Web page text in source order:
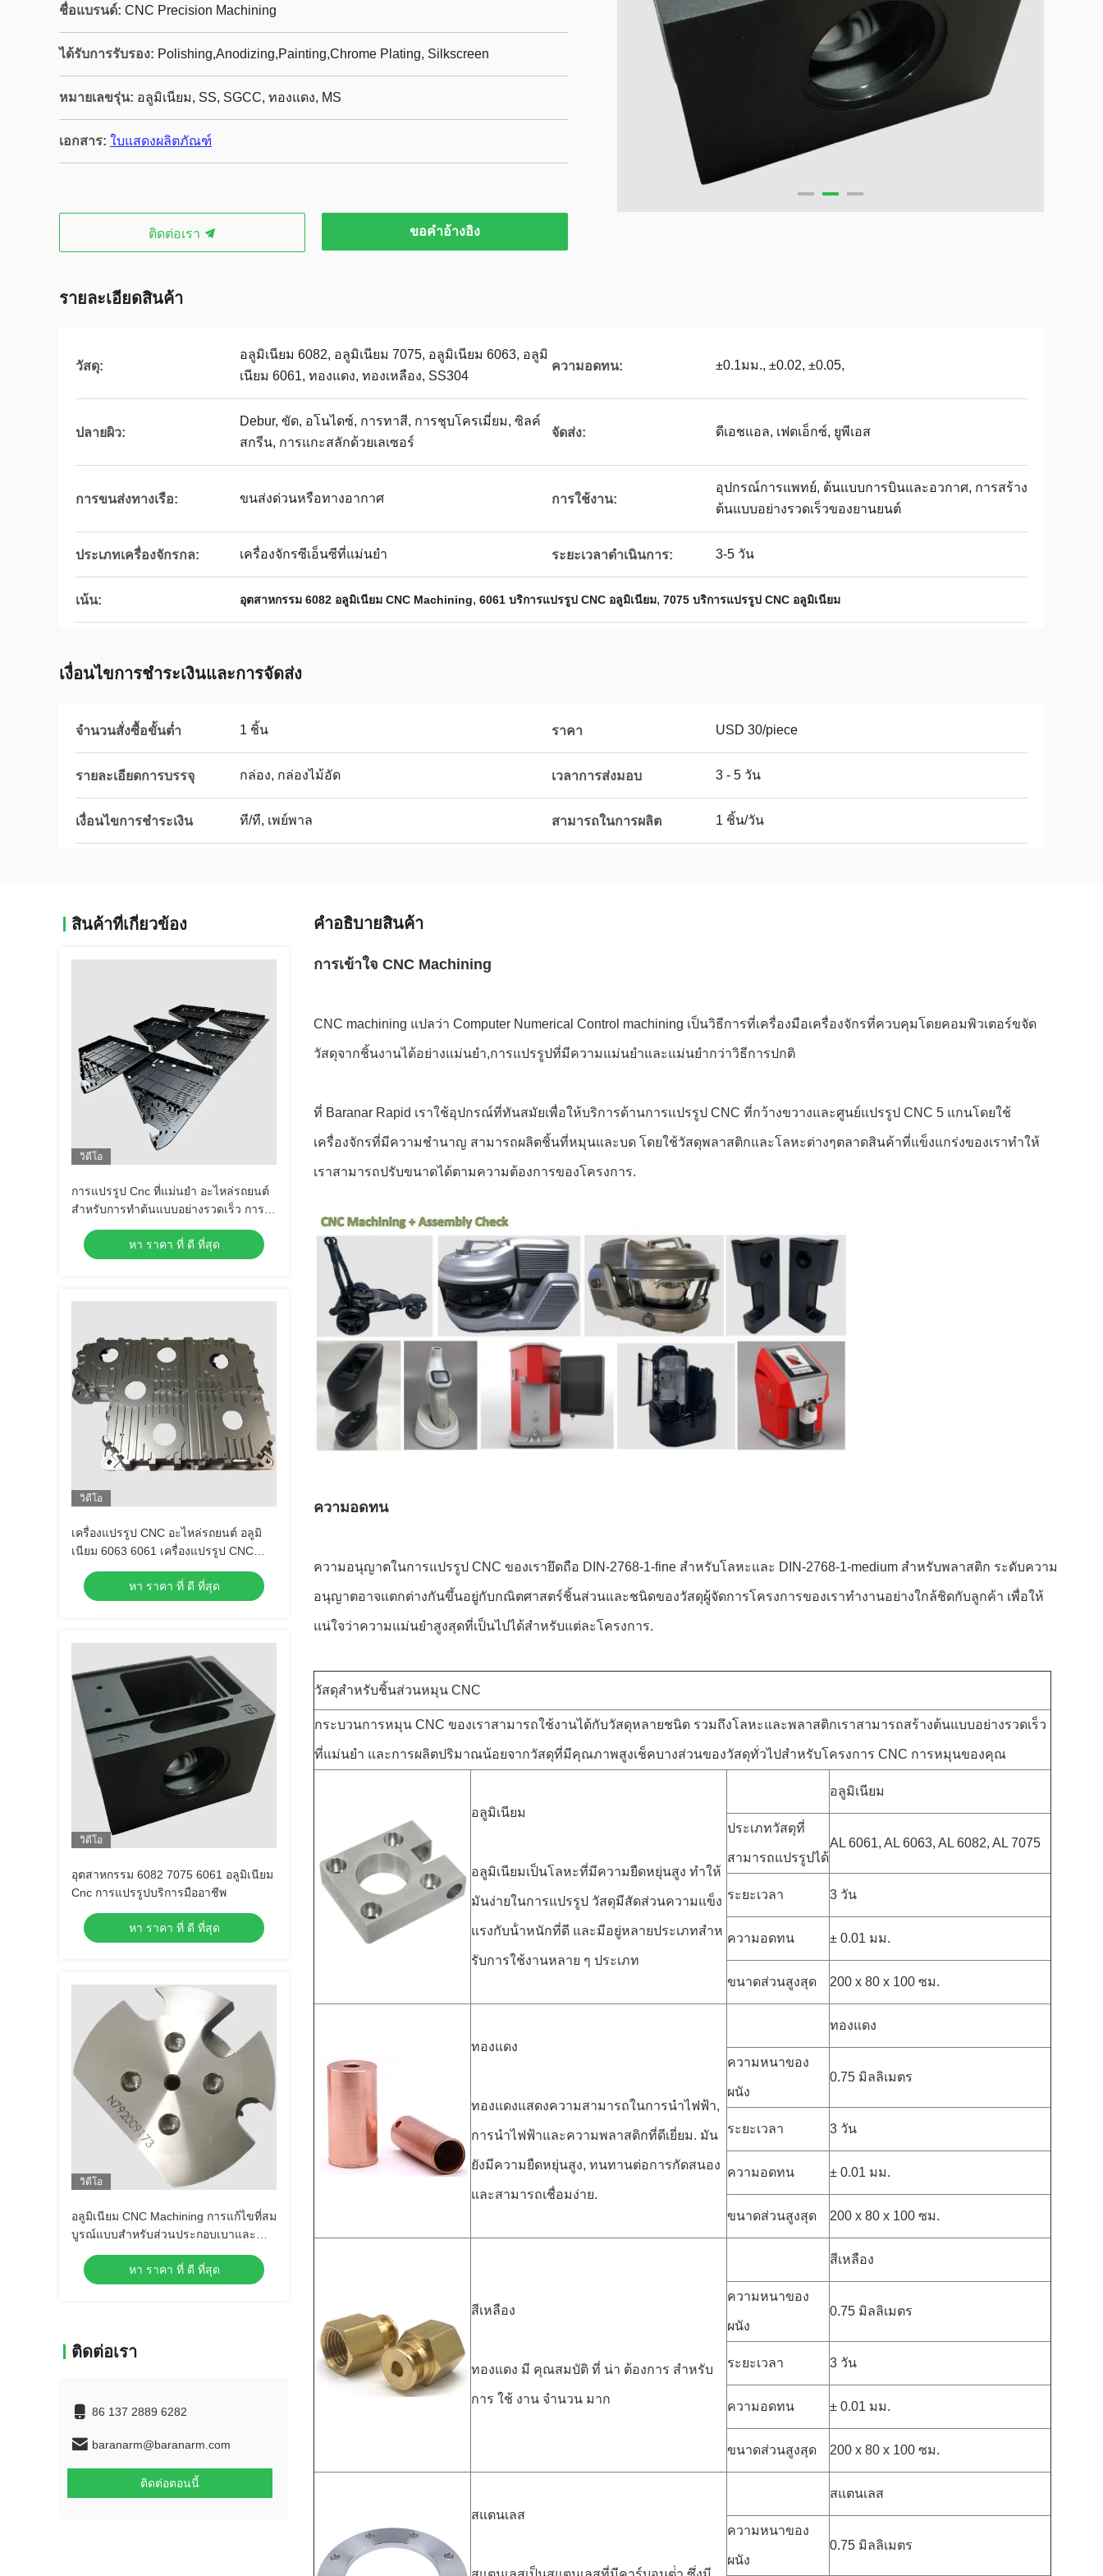
ชื่อแบรนด์: CNC Precision Machining
ได้รับการรับรอง: Polishing,Anodizing,Painting,Chrome Plating, Silkscreen
หมายเลขรุ่น: อลูมิเนียม, SS, SGCC, ทองแดง, MS
เอกสาร: ใบแสดงผลิตภัณฑ์
ติดต่อเรา ขอคําอ้างอิง
รายละเอียดสินค้า
วัสดุ:
อลูมิเนียม 6082, อลูมิเนียม 7075, อลูมิเนียม 6063, อลูมิ
เนียม 6061, ทองแดง, ทองเหลือง, SS304
ความอดทน: ±0.1มม., ±0.02, ±0.05,
ปลายผิว:
Debur, ขัด, อโนไดซ์, การทาสี, การชุบโครเมี่ยม, ซิลค์
สกรีน, การแกะสลักด้วยเลเซอร์
จัดส่ง: ดีเอชแอล, เฟดเอ็กซ์, ยูพีเอส
การขนส่งทางเรือ: ขนส่งด่วนหรือทางอากาศ การใช้งาน:
อุปกรณ์การแพทย์, ต้นแบบการบินและอวกาศ, การสร้าง
ต้นแบบอย่างรวดเร็วของยานยนต์
ประเภทเครื่องจักรกล: เครื่องจักรซีเอ็นซีที่แม่นยำ ระยะเวลาดำเนินการ: 3-5 วัน
เน้น: อุตสาหกรรม 6082 อลูมิเนียม CNC Machining, 6061 บริการแปรรูป CNC อลูมิเนียม, 7075 บริการแปรรูป CNC อลูมิเนียม
เงื่อนไขการชําระเงินและการจัดส่ง
จำนวนสั่งซื้อขั้นต่ำ 1 ชิ้น ราคา USD 30/piece
รายละเอียดการบรรจุ กล่อง, กล่องไม้อัด เวลาการส่งมอบ 3 - 5 วัน
เงื่อนไขการชำระเงิน ที/ที, เพย์พาล สามารถในการผลิต 1 ชิ้น/วัน
สินค้าที่เกี่ยวข้อง
วิดีโอ
การแปรรูป Cnc ที่แม่นยํา อะไหล่รถยนต์
สําหรับการทําต้นแบบอย่างรวดเร็ว การ
แปรรูปอลูมิเนียมตามสั่ง
หา ราคา ที่ ดี ที่สุด
วิดีโอ
เครื่องแปรรูป CNC อะไหล่รถยนต์ อลูมิ
เนียม 6063 6061 เครื่องแปรรูป CNC
อะไหล่อลูมิเนียม
หา ราคา ที่ ดี ที่สุด
วิดีโอ
อุตสาหกรรม 6082 7075 6061 อลูมิเนียม
Cnc การแปรรูปบริการมืออาชีพ
หา ราคา ที่ ดี ที่สุด
วิดีโอ
อลูมิเนียม CNC Machining การแก้ไขที่สม
บูรณ์แบบสําหรับส่วนประกอบเบาและ
แข็งแรง
หา ราคา ที่ ดี ที่สุด
ติดต่อเรา
86 137 2889 6282
baranarm@baranarm.com
ติดต่อตอนนี้
คําอธิบายสินค้า
การเข้าใจ CNC Machining
CNC machining แปลว่า Computer Numerical Control machining เป็นวิธีการที่เครื่องมือเครื่องจักรที่ควบคุมโดยคอมพิวเตอร์ขจัด
วัสดุจากชิ้นงานได้อย่างแม่นยํา,การแปรรูปที่มีความแม่นยําและแม่นยํากว่าวิธีการปกติ
ที่ Baranar Rapid เราใช้อุปกรณ์ที่ทันสมัยเพื่อให้บริการด้านการแปรรูป CNC ที่กว้างขวางและศูนย์แปรรูป CNC 5 แกนโดยใช้
เครื่องจักรที่มีความชํานาญ สามารถผลิตชิ้นที่หมุนและบด โดยใช้วัสดุพลาสติกและโลหะต่างๆตลาดสินค้าที่แข็งแกร่งของเราทําให้
เราสามารถปรับขนาดได้ตามความต้องการของโครงการ.
ความอดทน
ความอนุญาตในการแปรรูป CNC ของเรายึดถือ DIN-2768-1-fine สําหรับโลหะและ DIN-2768-1-medium สําหรับพลาสติก ระดับความ
อนุญาตอาจแตกต่างกันขึ้นอยู่กับกณิตศาสตร์ชิ้นส่วนและชนิดของวัสดุผู้จัดการโครงการของเราทํางานอย่างใกล้ชิดกับลูกค้า เพื่อให้
แน่ใจว่าความแม่นยําสูงสุดที่เป็นไปได้สําหรับแต่ละโครงการ.
วัสดุสําหรับชิ้นส่วนหมุน CNC
กระบวนการหมุน CNC ของเราสามารถใช้งานได้กับวัสดุหลายชนิด รวมถึงโลหะและพลาสติกเราสามารถสร้างต้นแบบอย่างรวดเร็ว
ที่แม่นยํา และการผลิตปริมาณน้อยจากวัสดุที่มีคุณภาพสูงเช็คบางส่วนของวัสดุทั่วไปสําหรับโครงการ CNC การหมุนของคุณ
อลูมิเนียม
อลูมิเนียมเป็นโลหะที่มีความยืดหยุ่นสูง ทําให้
มันง่ายในการแปรรูป วัสดุมีสัดส่วนความแข็ง
แรงกับน้ําหนักที่ดี และมีอยู่หลายประเภทสําห
รับการใช้งานหลาย ๆ ประเภท
อลูมิเนียม
ประเภทวัสดุที่
สามารถแปรรูปได้
AL 6061, AL 6063, AL 6082, AL 7075
ระยะเวลา 3 วัน
ความอดทน ± 0.01 มม.
ขนาดส่วนสูงสุด 200 x 80 x 100 ซม.
ทองแดง
ทองแดงแสดงความสามารถในการนําไฟฟ้า,
การนําไฟฟ้าและความพลาสติกที่ดีเยี่ยม. มัน
ยังมีความยืดหยุ่นสูง, ทนทานต่อการกัดสนอง
และสามารถเชื่อมง่าย.
ทองแดง
ความหนาของ
ผนัง
0.75 มิลลิเมตร
ระยะเวลา 3 วัน
ความอดทน ± 0.01 มม.
ขนาดส่วนสูงสุด 200 x 80 x 100 ซม.
สีเหลือง
ทองแดง มี คุณสมบัติ ที่ น่า ต้องการ สําหรับ
การ ใช้ งาน จํานวน มาก
สีเหลือง
ความหนาของ
ผนัง
0.75 มิลลิเมตร
ระยะเวลา 3 วัน
ความอดทน ± 0.01 มม.
ขนาดส่วนสูงสุด 200 x 80 x 100 ซม.
สแตนเลส
สแตนเลส
ความหนาของ
ผนัง
0.75 มิลลิเมตร